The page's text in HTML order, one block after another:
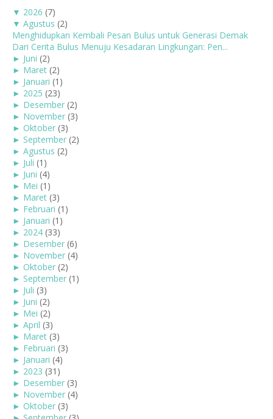
▼ 2026 (7)
▼ Agustus (2)
Menghidupkan Kembali Pesan Bulus untuk Generasi Demak
Dari Cerita Bulus Menuju Kesadaran Lingkungan: Pen...
► Juni (2)
► Maret (2)
► Januari (1)
► 2025 (23)
► Desember (2)
► November (3)
► Oktober (3)
► September (2)
► Agustus (2)
► Juli (1)
► Juni (4)
► Mei (1)
► Maret (3)
► Februari (1)
► Januari (1)
► 2024 (33)
► Desember (6)
► November (4)
► Oktober (2)
► September (1)
► Juli (3)
► Juni (2)
► Mei (2)
► April (3)
► Maret (3)
► Februari (3)
► Januari (4)
► 2023 (31)
► Desember (3)
► November (4)
► Oktober (3)